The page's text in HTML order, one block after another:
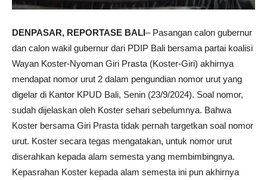
DENPASAR, REPORTASE BALI– Pasangan calon gubernur
dan calon wakil gubernur dari PDIP Bali bersama partai koalisi
Wayan Koster-Nyoman Giri Prasta (Koster-Giri) akhirnya
mendapat nomor urut 2 dalam pengundian nomor urut yang
digelar di Kantor KPUD Bali, Senin (23/9/2024). Soal nomor,
sudah dijelaskan oleh Koster sehari sebelumnya. Bahwa
Koster bersama Giri Prasta tidak pernah targetkan soal nomor
urut. Koster secara tegas mengatakan, untuk nomor urut
diserahkan kepada alam semesta yang membimbingnya.
Kepasrahan Koster kepada alam semesta ini pun akhirnya